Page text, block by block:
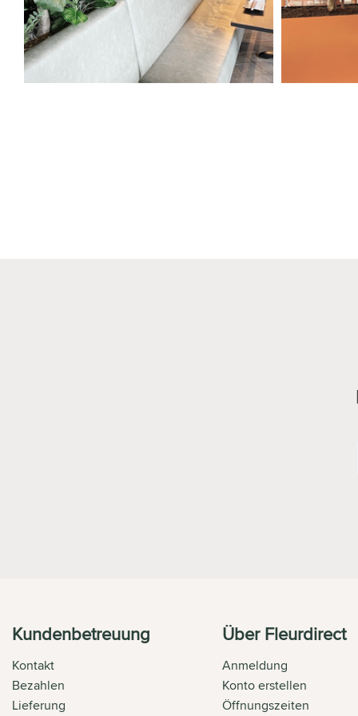
Kundenbetreuung
Kontakt
Bezahlen
Lieferung
Über Fleurdirect
Anmeldung
Konto erstellen
Öffnungszeiten